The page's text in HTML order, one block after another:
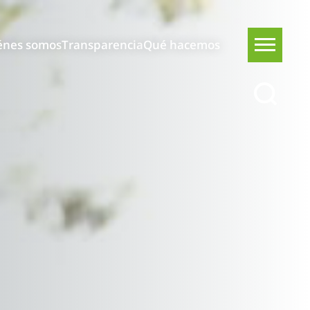
somosTransparenciaQué hacemos